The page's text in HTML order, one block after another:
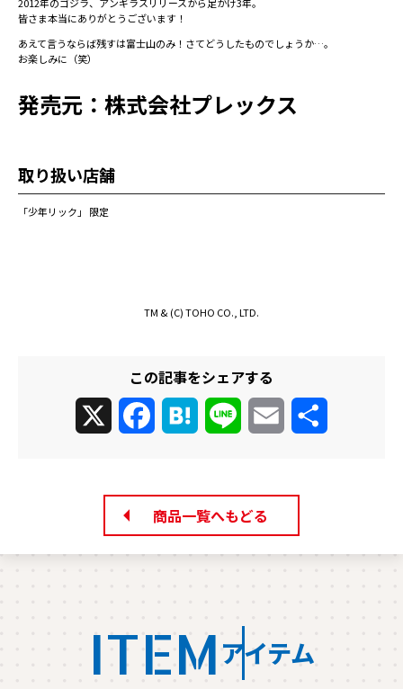
皆さま本当にありがとうございます！
あえて言うならば残すは富士山のみ！さてどうしたものでしょうか…。
お楽しみに（笑）
発売元：株式会社プレックス
取り扱い店舗
「少年リック」 限定
TM & (C) TOHO CO., LTD.
この記事をシェアする
FacebookHatena Line Email
商品一覧へもどる
ITEM アイテム